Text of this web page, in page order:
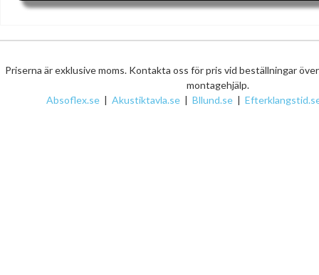
Priserna är exklusive moms. Kontakta oss för pris vid beställningar
montagehjälp.
Absoflex.se | Akustiktavla.se | Bllund.se |